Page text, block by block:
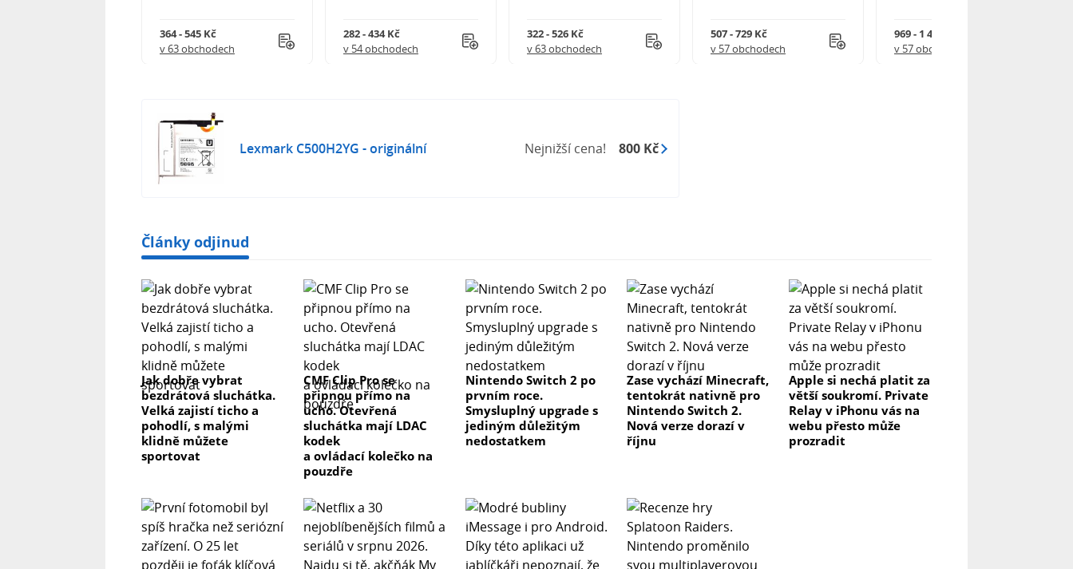
364 - 545 Kč
v 63 obchodech
282 - 434 Kč
v 54 obchodech
322 - 526 Kč
v 63 obchodech
507 - 729 Kč
v 57 obchodech
969 - 1 490 Kč
v 57 obchodech
Lexmark C500H2YG - originální Nejnižší cena! 800 Kč
Články odjinud
Jak dobře vybrat
bezdrátová sluchátka.
Velká zajistí ticho a
pohodlí, s malými
klidně můžete
sportovat
CMF Clip Pro se
připnou přímo na
ucho. Otevřená
sluchátka mají LDAC
kodek
a ovládací kolečko na
pouzdře
Nintendo Switch 2 po
prvním roce.
Smysluplný upgrade s
jediným důležitým
nedostatkem
Zase vychází Minecraft,
tentokrát nativně pro
Nintendo Switch 2.
Nová verze dorazí v
říjnu
Apple si nechá platit za
větší soukromí. Private
Relay v iPhonu vás na
webu přesto může
prozradit